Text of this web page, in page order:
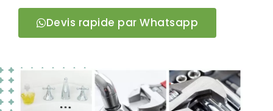
Devis rapide par Whatsapp